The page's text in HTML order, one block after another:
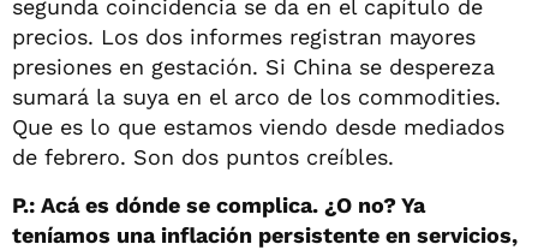
segunda coincidencia se da en el capítulo de
precios. Los dos informes registran mayores
presiones en gestación. Si China se despereza
sumará la suya en el arco de los commodities.
Que es lo que estamos viendo desde mediados
de febrero. Son dos puntos creíbles.
P.: Acá es dónde se complica. ¿O no? Ya
teníamos una inflación persistente en servicios,